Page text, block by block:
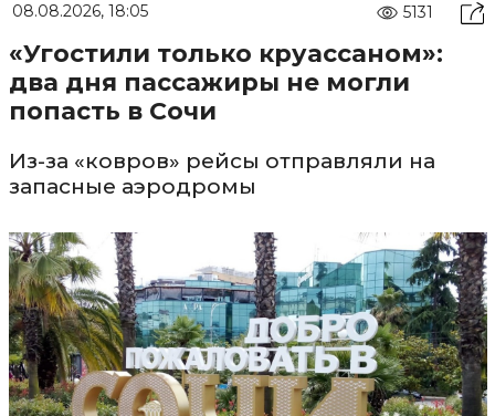
08.08.2026, 18:05 5131
«Угостили только круассаном»:
два дня пассажиры не могли
попасть в Сочи
Из-за «ковров» рейсы отправляли на
запасные аэродромы